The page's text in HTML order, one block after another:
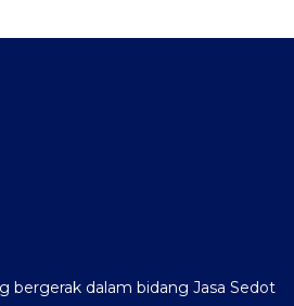
bergerak dalam bidang Jasa Sedot